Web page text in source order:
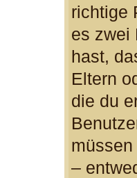
richtige
es zwei
hast,
Eltern
die du
–